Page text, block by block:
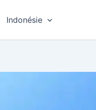
Indonésie